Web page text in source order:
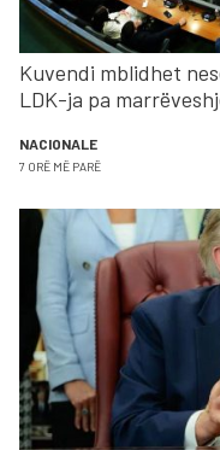
Kuvendi mblidhet
LDK-ja pa
NACIONALE
7 ORË MË PARË